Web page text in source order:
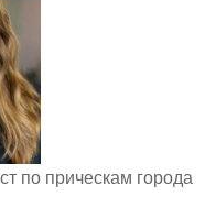
по прическам города